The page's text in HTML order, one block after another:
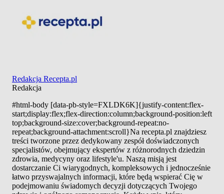
Redakcja Recepta.pl
Redakcja
#html-body [data-pb-style=FXLDK6K]{justify-content:flex-
start;display:flex;flex-direction:column;background-position:left
top;background-size:cover;background-repeat:no-
repeat;background-attachment:scroll}Na recepta.pl znajdziesz
treści tworzone przez dedykowany zespół doświadczonych
specjalistów, obejmujący ekspertów z różnorodnych dziedzin
zdrowia, medycyny oraz lifestyle'u. Naszą misją jest
dostarczanie Ci wiarygodnych, kompleksowych i jednocześnie
łatwo przyswajalnych informacji, które będą wspierać Cię w
podejmowaniu świadomych decyzji dotyczących Twojego